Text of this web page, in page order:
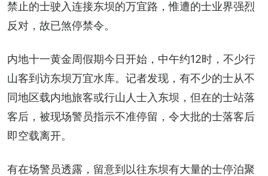
禁止的士驶入连接东坝的万宜路，惟遭的士业界强烈
反对，故已煞停禁令。
内地十一黄金周假期今日开始，中午约12时，不少行
山客到访东坝万宜水库。记者发现，有不少的士从不
同地区载内地旅客或行山人士入东坝，但在的士站落
客后，被现场警员指示不准停留，令大批的士落客后
即空载离开。
有在场警员透露，留意到以往东坝有大量的士停泊聚